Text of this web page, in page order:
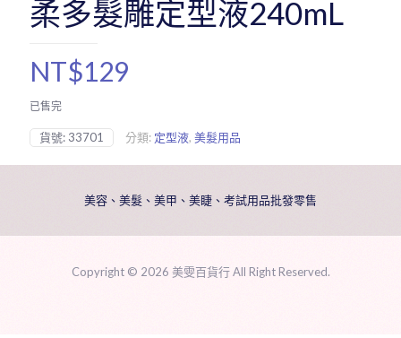
柔多髮雕定型液240mL
NT$129
已售完
貨號: 33701 分類: 定型液, 美髮用品
美容、美髮、美甲、美睫、考試用品批發零售
Copyright © 2026 美雯百貨行 All Right Reserved.